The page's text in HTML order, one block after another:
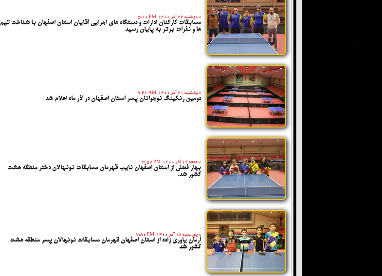
ادامه» » دوشنبه 22 آذر 1400 5:10 PM
مسابقات کارکنان ادارات و دستگاه های اجرایی آقایان استان اصفهان با شناخت تیم
ها و نفرات برتر به پایان رسید
» یکشنبه 21 آذر 1400 9:46 AM
دومین رنکینگ نوجوانان پسر استان اصفهان در آذر ماه اعلام شد
» جمعه 19 آذر 1400 3:57 PM
بهار فضلی از استان اصفهان نایب قهرمان مسابقات نونهالان دختر منطقه هشت
کشور شد.
» پنج شنبه 18 آذر 1400 7:50 PM
آرمان یاوری زاده از استان اصفهان قهرمان مسابقات نونهالان پسر منطقه هشت
کشور شد